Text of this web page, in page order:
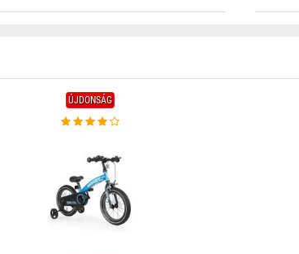
ÚJDONSÁG